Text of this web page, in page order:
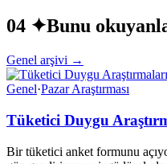
04 ✦Bunu
Genel arşivi →
Genel·Pazar Araştırması
Tüketici Duygu
Bir tüketici anket formunu